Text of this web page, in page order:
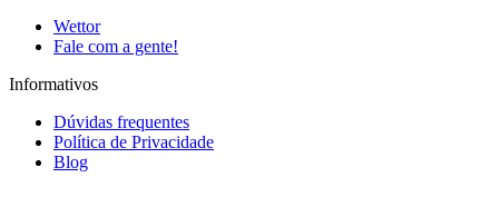
Wettor
Fale com a gente!
Informativos
Dúvidas frequentes
Política de Privacidade
Blog